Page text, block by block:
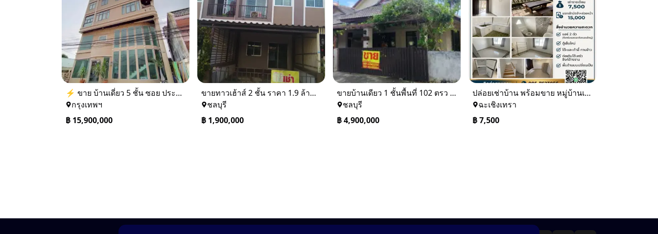
⚡ ขาย บ้านเดี่ยว 5 ชั้น ซอย ประชาชื่น 14 ใกล้ BTS
กรุงเทพฯ
฿ 15,900,000
ขายทาวเฮ้าส์ 2 ชั้น ราคา 1.9 ล้านบาท ที่อยู่ ศรีราชา ชลบุรี
ชลบุรี
฿ 1,900,000
ขายบ้านเดียว 1 ชั้นพื้นที่ 102 ตรว บางละมุง ชลบุรี
ชลบุรี
฿4,900,000
ปล่อยเช่าบ้าน พร้อมขาย หมู่บ้านเจทาว ตำบลแสนภูดาษ
ฉะเชิงเทรา
฿7,500